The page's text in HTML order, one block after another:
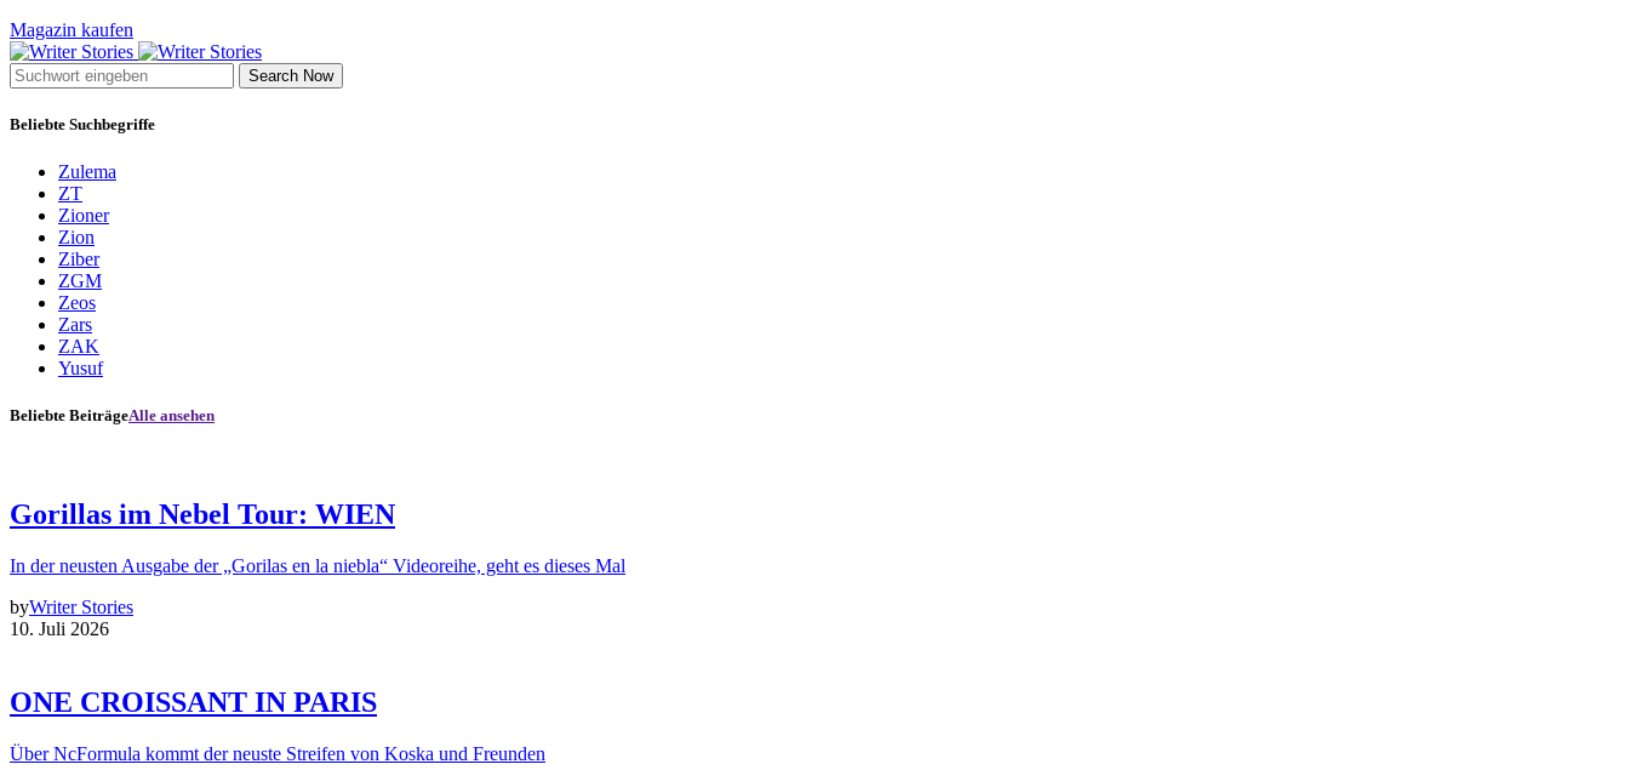
Magazin kaufen
Search Now
Beliebte Suchbegriffe
Zulema
ZT
Zioner
Zion
Ziber
ZGM
Zeos
Zars
ZAK
Yusuf
Beliebte BeiträgeAlle ansehen
Gorillas im Nebel Tour: WIEN
In der neusten Ausgabe der „Gorilas en la niebla“ Videoreihe, geht es dieses Mal
byWriter Stories
10. Juli 2026
ONE CROISSANT IN PARIS
Über NcFormula kommt der neuste Streifen von Koska und Freunden